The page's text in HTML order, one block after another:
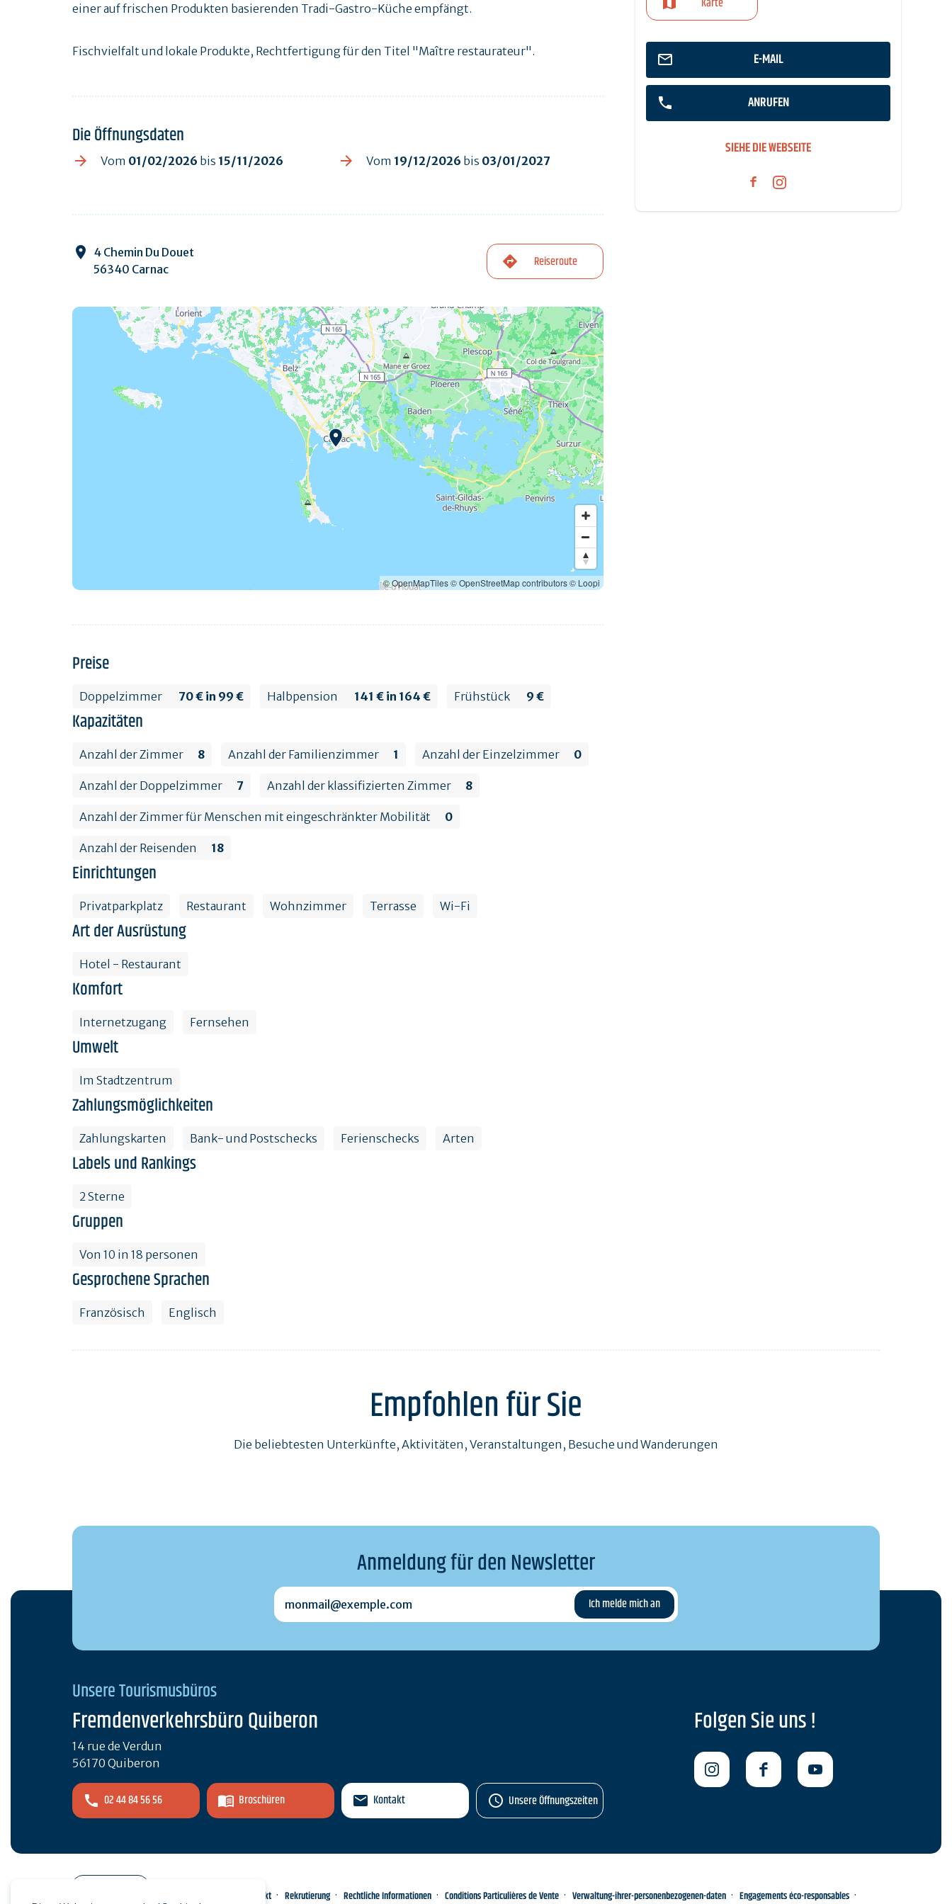
E-MAIL
ANRUFEN
SIEHE DIE WEBSEITE
einer auf frischen Produkten basierenden Tradi-Gastro-Küche empfängt.
Fischvielfalt und lokale Produkte, Rechtfertigung für den Titel "Maître restaurateur".
Die Öffnungsdaten
Vom 01/02/2026 bis 15/11/2026 Vom 19/12/2026 bis 03/01/2027
4 Chemin Du Douet
56340 Carnac
Reiseroute
© OpenMapTiles© OpenStreetMap contributors© Loopi
Preise
Doppelzimmer 70 € in 99 € Halbpension 141 € in 164 € Frühstück 9 €
Kapazitäten
Anzahl der Zimmer 8 Anzahl der Familienzimmer 1 Anzahl der Einzelzimmer 0
Anzahl der Doppelzimmer 7 Anzahl der klassifizierten Zimmer 8
Anzahl der Zimmer für Menschen mit eingeschränkter Mobilität 0
Anzahl der Reisenden 18
Einrichtungen
Privatparkplatz Restaurant Wohnzimmer Terrasse Wi-Fi
Art der Ausrüstung
Hotel - Restaurant
Komfort
Internetzugang Fernsehen
Umwelt
Im Stadtzentrum
Zahlungsmöglichkeiten
Zahlungskarten Bank- und Postschecks Ferienschecks Arten
Labels und Rankings
2 Sterne
Gruppen
Von 10 in 18 personen
Gesprochene Sprachen
Französisch Englisch
Empfohlen für Sie
Die beliebtesten Unterkünfte, Aktivitäten, Veranstaltungen, Besuche und Wanderungen
Anmeldung für den Newsletter
monmail@exemple.com
Unsere Tourismusbüros
Fremdenverkehrsbüro Quiberon
14 rue de Verdun
56170 Quiberon
02 44 84 56 56 Broschüren Kontakt Unsere Öffnungszeiten
Folgen Sie uns !
Kontakt Rekrutierung Rechtliche Informationen Conditions Particulières de Vente Verwaltung-ihrer-personenbezogenen-daten Engagements éco-responsables